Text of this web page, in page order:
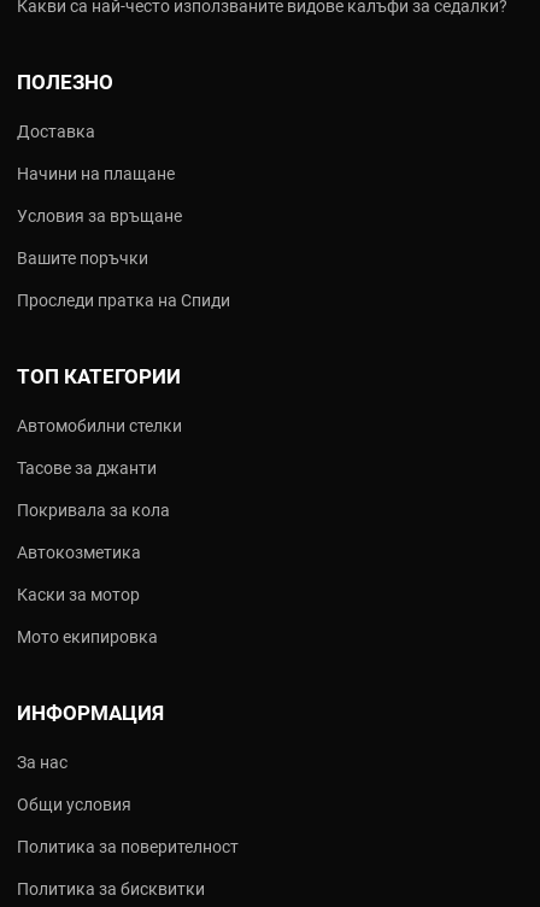
530), покривайки всичко от малки кубатури до най-мощните
Легендата в задвижването - от 1919 г. до
днес
С Regina Chain вие получавате италиански дизайн и
постижения.
Какви са най‑често използваните видове калъфи за седалки?
ПОЛЕЗНО
Доставка
Начини на плащане
Условия за връщане
Вашите поръчки
Проследи пратка на Спиди
ТОП КАТЕГОРИИ
Автомобилни стелки
Тасове за джанти
Покривала за кола
Автокозметика
Каски за мотор
Мото екипировка
ИНФОРМАЦИЯ
За нас
Общи условия
Политика за поверителност
Политика за бисквитки